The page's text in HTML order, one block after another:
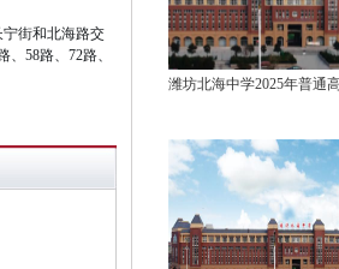
街和北海路交
58路、72路、